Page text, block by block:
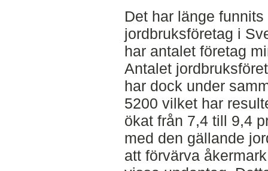
Det har länge
jordbruksföretag i
har antalet företag
Antalet
har dock under
5200 vilket har
ökat från 7,4 till 9,4
med den gällande
att förvärva